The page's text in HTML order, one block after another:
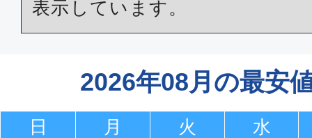
表示しています。
2026年08月の最安
日 月 火 水